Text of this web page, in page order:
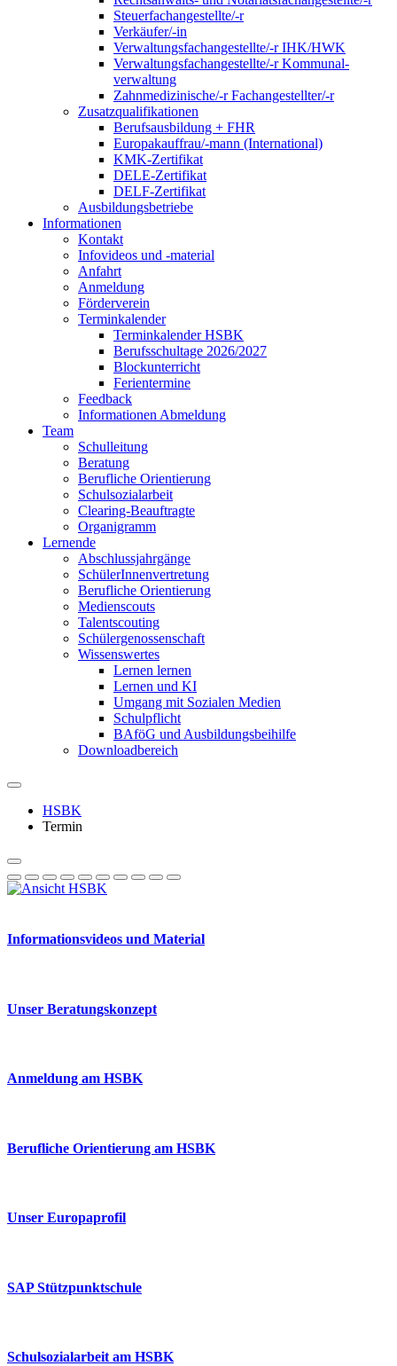
Steuerfachangestellte/-r
Verkäufer/-in
Verwaltungs­fach­angestellte/-r IHK/HWK
Verwaltungsfach­angestellte/-r Kommunal­
verwaltung
Zahnmedizinische/-r Fachangestellter/-r
Zusatzqualifikationen
Berufsausbildung + FHR
Europakauffrau/-mann (International)
KMK-Zertifikat
DELE-Zertifikat
DELF-Zertifikat
Ausbildungsbetriebe
Informationen
Kontakt
Infovideos und -material
Anfahrt
Anmeldung
Förderverein
Terminkalender
Terminkalender HSBK
Berufsschultage 2026/2027
Blockunterricht
Ferientermine
Feedback
Informationen Abmeldung
Team
Schulleitung
Beratung
Berufliche Orientierung
Schulsozialarbeit
Clearing-Beauftragte
Organigramm
Lernende
Abschlussjahrgänge
SchülerInnenvertretung
Berufliche Orientierung
Medienscouts
Talentscouting
Schüler­genossen­schaft
Wissenswertes
Lernen lernen
Lernen und KI
Umgang mit Sozialen Medien
Schulpflicht
BAföG und Ausbildungsbeihilfe
Downloadbereich
HSBK
Termin
Informationsvideos und Material
Unser Beratungskonzept
Anmeldung am HSBK
Berufliche Orientierung am HSBK
Unser Europaprofil
SAP Stützpunktschule
Schulsozialarbeit am HSBK